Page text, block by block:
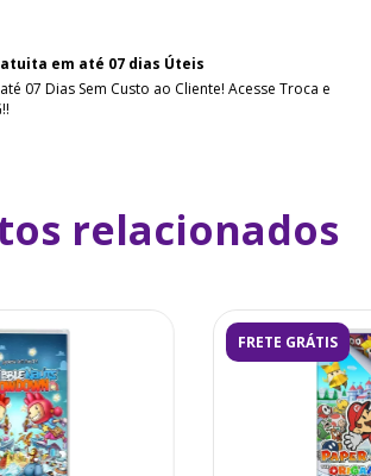
em até 07 dias Úteis
07 Dias Sem Custo ao Cliente! Acesse Troca e
relacionados
FRETE GRÁTIS